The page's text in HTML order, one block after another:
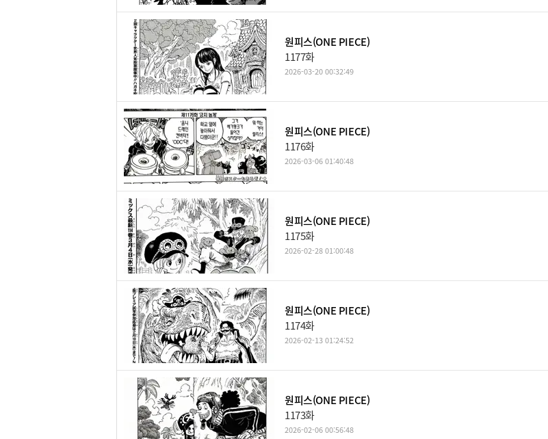
원피스(ONE PIECE)
1177화
2026-03-20 00:32:49
원피스(ONE PIECE)
1176화
2026-03-06 01:40:48
원피스(ONE PIECE)
1175화
2026-02-28 01:00:48
원피스(ONE PIECE)
1174화
2026-02-13 01:24:52
원피스(ONE PIECE)
1173화
2026-02-06 00:56:48